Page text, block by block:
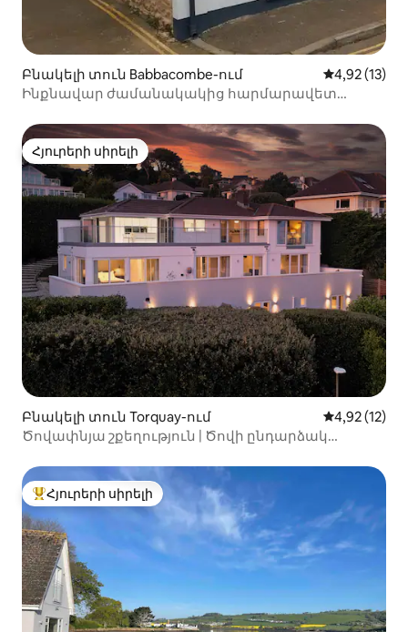
Բնակելի տուն Babbacombe-ում Միջին
4,92 (13)
Ինքնավար ժամանակակից հարմարավետ
Հյուրերի սիրելի
Հյուրերի սիրելի
Բնակելի տուն Torquay-ում Միջին
4,92 (12)
Ծովափնյա շքեղություն | Ծովի ընդարձակ
Հյուրերի սիրելի լավագույն տները
Հյուրերի սիրելի